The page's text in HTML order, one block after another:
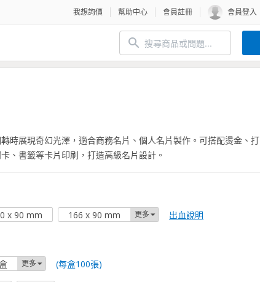
我想詢價 幫助中心 會員註冊 會員登入
時展現奇幻光澤，適合商務名片、個人名片製作。可搭配燙金、
、書籤等卡片印刷，打造高級名片設計。
x 90 mm 166 x 90 mm 更多 出血說明
更多 (每盒100張)